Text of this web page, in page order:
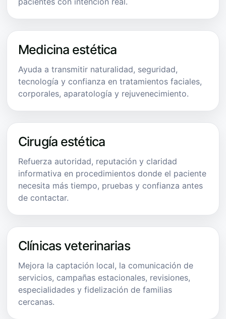
Medicina estética
Ayuda a transmitir naturalidad, seguridad,
tecnología y confianza en tratamientos faciales,
corporales, aparatología y rejuvenecimiento.
Cirugía estética
Refuerza autoridad, reputación y claridad
informativa en procedimientos donde el paciente
necesita más tiempo, pruebas y confianza antes
de contactar.
Clínicas veterinarias
Mejora la captación local, la comunicación de
servicios, campañas estacionales, revisiones,
especialidades y fidelización de familias
cercanas.